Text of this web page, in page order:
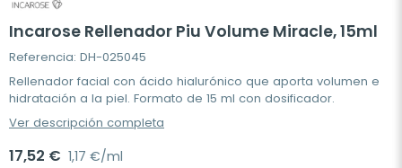
Incarose Rellenador Piu Volume Miracle, 15ml
Referencia: DH-025045
Rellenador facial con ácido hialurónico que aporta volumen e
hidratación a la piel. Formato de 15 ml con dosificador.
Ver descripción completa
17,52 € 1,17 €/ml